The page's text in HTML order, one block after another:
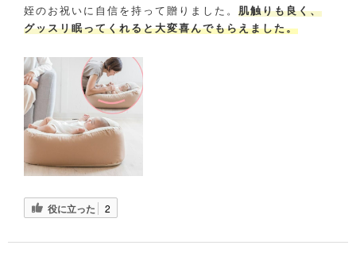
姪のお祝いに自信を持って贈りました。 肌触りも良く、
グッスリ眠ってくれると大変喜んでもらえました。
役に立った 2